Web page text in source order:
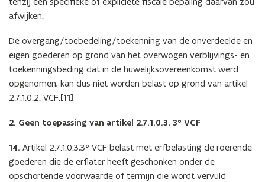
afwijken.
De overgang/toebedeling/toekenning van de onverdeelde en
eigen goederen op grond van het overwogen verblijvings- en
toekenningsbeding dat in de huwelijksovereenkomst werd
opgenomen, kan dus niet worden belast op grond van artikel
2.7.1.0.2. VCF.[11]
2. Geen toepassing van artikel 2.7.1.0.3, 3° VCF
14. Artikel 2.7.1.0.3,3° VCF belast met erfbelasting de roerende
goederen die de erflater heeft geschonken onder de
opschortende voorwaarde of termijn die wordt vervuld